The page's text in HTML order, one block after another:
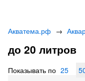
Акватема.рф →
до 20 литров
Показывать по 25